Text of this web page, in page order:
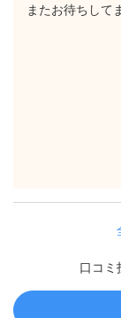
またお待ちして
口コミ